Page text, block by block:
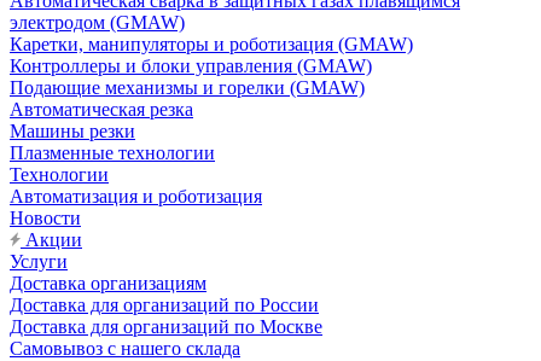
электродом (GMAW)
Каретки, манипуляторы и роботизация (GMAW)
Контроллеры и блоки управления (GMAW)
Подающие механизмы и горелки (GMAW)
Автоматическая резка
Машины резки
Плазменные технологии
Технологии
Автоматизация и роботизация
Новости
Акции
Услуги
Доставка организациям
Доставка для организаций по России
Доставка для организаций по Москве
Самовывоз с нашего склада